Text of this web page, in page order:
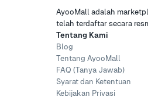
AyooMall adalah
telah terdaftar secara
Tentang Kami
Blog
Tentang AyooMall
FAQ (Tanya Jawab)
Syarat dan Ketentuan
Kebijakan Privasi